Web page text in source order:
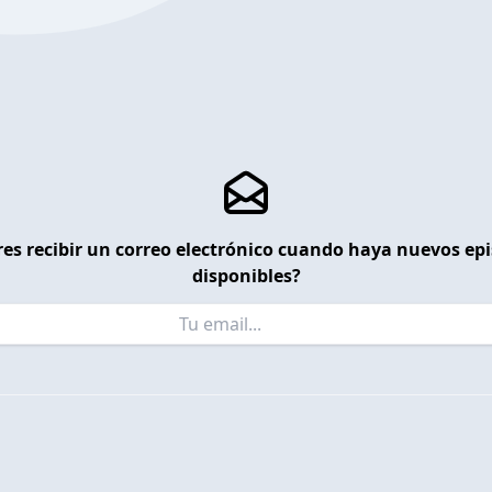
recibir un correo electrónico cuando haya nuevos
disponibles?